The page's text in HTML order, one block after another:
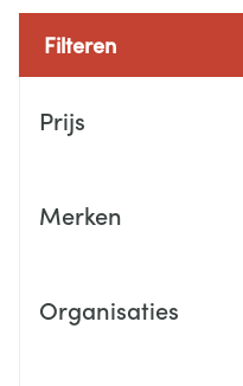
Filteren
Prijs
Merken
Organisaties